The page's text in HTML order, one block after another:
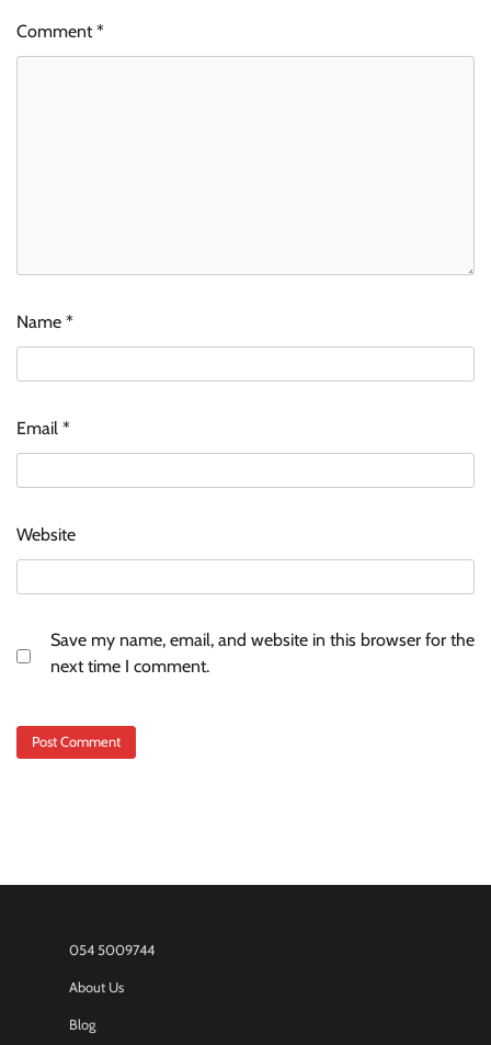
Comment*
Name *
Email *
Website
Save my name, email, and website in this browser for the
next time I comment.
054 5009744
About Us
Blog